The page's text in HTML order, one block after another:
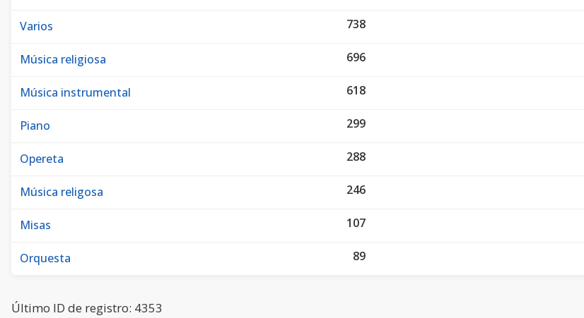
Varios 738
Música religiosa 696
Música instrumental 618
Piano 299
Opereta 288
Música religosa 246
Misas 107
Orquesta 89
Último ID de registro: 4353